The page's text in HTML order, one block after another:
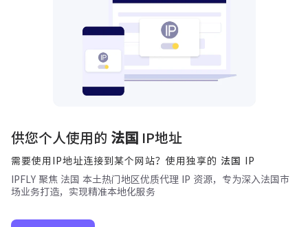
供您个人使用的 法国 IP地址
需要使用IP地址连接到某个网站？使用独享的 法国
IP
IPFLY 聚焦 法国 本土热门地区优质代理 IP 资源，专为深入法国市
场业务打造，实现精准本地化服务